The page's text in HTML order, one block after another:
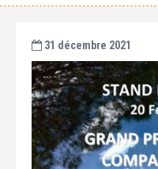
31 décembre 2021